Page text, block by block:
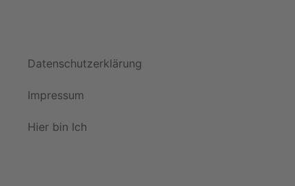
Datenschutzerklärung
Impressum
Hier bin Ich